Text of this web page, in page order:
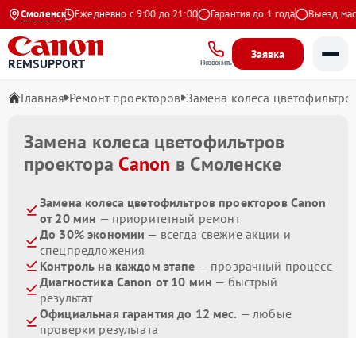
Смоленск
Яндекс Ежедневно с 9:00 до 21:00 Гарантия до 1 года Выезд
REMSUPPORT Позвонить
Заявка
Главная Ремонт проекторов Замена колеса
Замена колеса цветофильтров
проектора Canon в Смоленске
Замена колеса цветофильтров проекторов Canon
от 20 мин — приоритетный ремонт
До 30% экономии — всегда свежие акции и
спецпредложения
Контроль на каждом этапе — прозрачный процесс
Диагностика Canon от 10 мин — быстрый
результат
Официальная гарантия до 12 мес. — любые
проверки результата